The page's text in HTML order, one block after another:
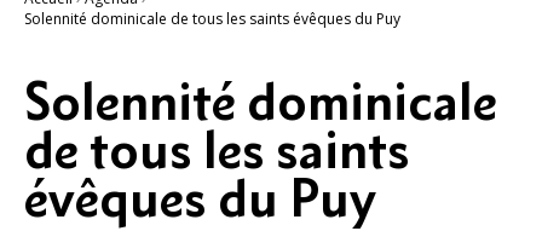
Solennité dominicale de tous les saints évêques du Puy
Solennité dominicale
de tous les saints
évêques du Puy